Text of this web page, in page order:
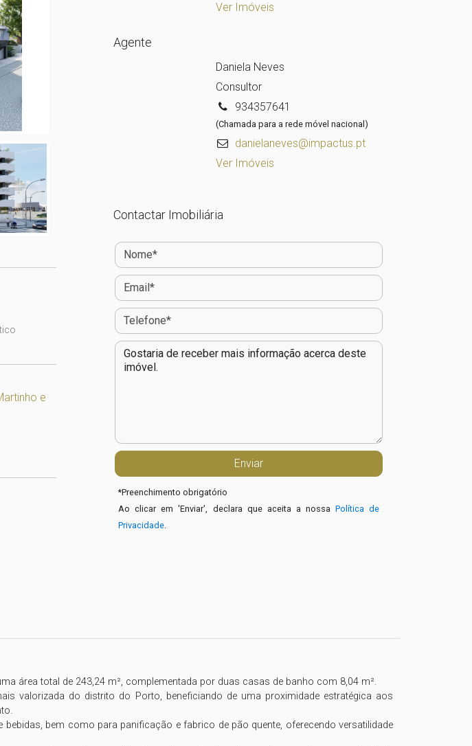
e
Ver Imóveis
Agente
Daniela Neves
Consultor
934357641
(Chamada para a rede móvel nacional)
danielaneves@impactus.pt
Ver Imóveis
Contactar Imobiliária
*Preenchimento obrigatório
Ao clicar em 'Enviar', declara que aceita a nossaPolítica de
Privacidade.
área total de 243,24 m², complementada por duas casas de banho com 8,04 m².
valorizada do distrito do Porto, beneficiando de uma proximidade estratégica aos
bem como para panificação e fabrico de pão quente, oferecendo versatilidade